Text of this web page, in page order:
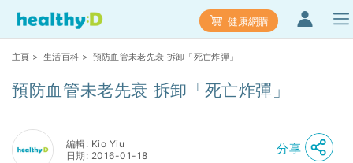
健康網購
主頁 > 生活百科 > 預防血管未老先衰 拆卸「死亡炸彈」
預防血管未老先衰 拆卸「死亡炸彈」
編輯: Kio Yiu
日期: 2016-01-18
分享